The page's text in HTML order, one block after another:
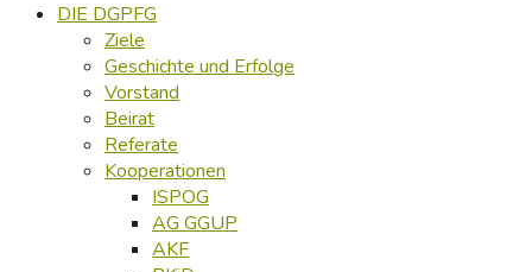
DIE DGPFG
Ziele
Geschichte und Erfolge
Vorstand
Beirat
Referate
Kooperationen
ISPOG
AG GGUP
AKF